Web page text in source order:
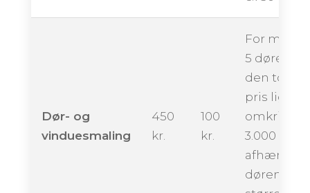
Dør- og
vinduesmaling
450
kr.
100
kr.
For
5 døre kan
den totale
pris ligge
omkring
3.000
afhængigt
dørenes